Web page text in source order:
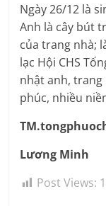
Ngày 26/12 là
Anh là cây bút
của trang nhà;
lạc Hội CHS
nhật anh, trang
phúc, nhiều
Lương Minh
Post Views: